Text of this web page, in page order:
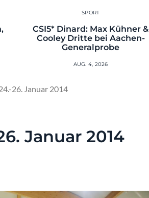
SPORT
CSI5* Dinard: Max Kühner &
Cooley Dritte bei Aachen-
Generalprobe
AUG. 4, 2026
26. Januar 2014
Januar 2014